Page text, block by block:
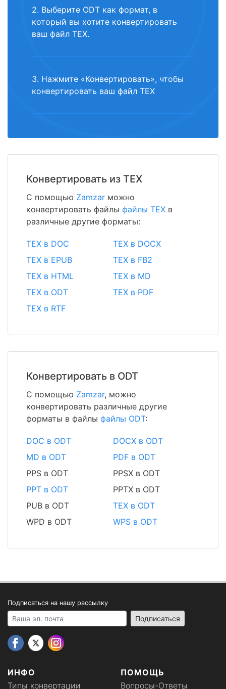
2. Выберите ODT как формат, в
который вы хотите конвертировать
ваш файл TEX.
3. Нажмите «Конвертировать», чтобы
конвертировать ваш файл TEX
Конвертировать из TEX
С помощью Zamzar можно
конвертировать файлы файлы TEX в
различные другие форматы:
TEX в DOC
TEX в DOCX
TEX в EPUB
TEX в FB2
TEX в HTML
TEX в MD
TEX в ODT
TEX в PDF
TEX в RTF
Конвертировать в ODT
С помощью Zamzar, можно
конвертировать различные другие
форматы в файлы файлы ODT:
DOC в ODT
DOCX в ODT
MD в ODT
PDF в ODT
PPS в ODT
PPSX в ODT
PPT в ODT
PPTX в ODT
PUB в ODT
TEX в ODT
WPD в ODT
WPS в ODT
ИНФО
Типы конвертации
ПОМОЩЬ
Вопросы-Ответы
Подписаться на нашу рассылку
Your email address Подписаться